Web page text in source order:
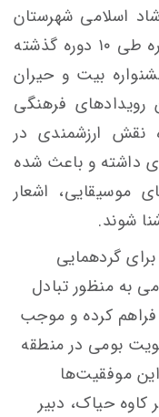
اسلامی شهرستان
سردشت درباره دستاوردهای جشنواره طی ۱۰ دوره گذشته
بیت و حیران
فرهنگی
نقش ارزشمندی در
داشته و باعث شده
موسیقایی، اشعار
شوند.
گردهمایی
به منظور تبادل
فراهم کرده و موجب
بومی در منطقه
موفقیت‌ها
حیاک، دبیر